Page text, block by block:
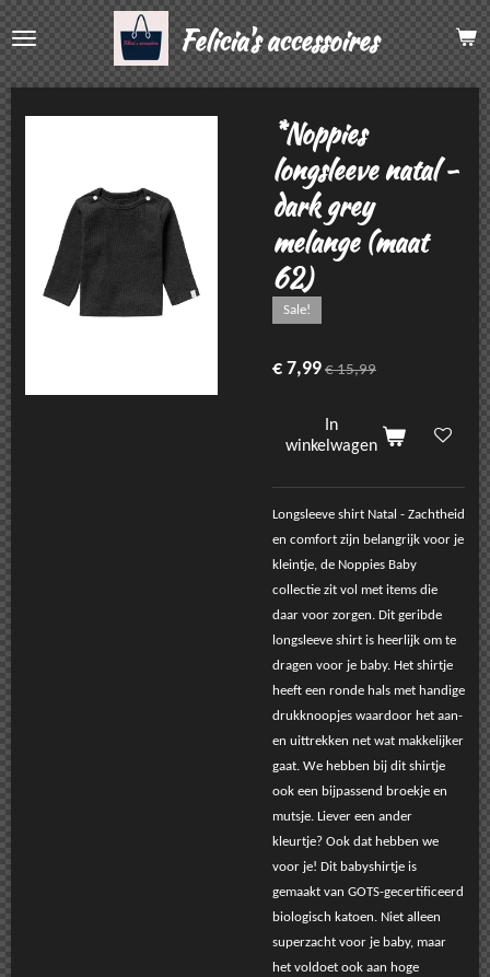
direct
Felicia's accessoires
*Noppies
longsleeve natal -
dark grey
melange (maat
62)
Sale!
€ 7,99 € 15,99
In
winkelwagen
Longsleeve shirt Natal - Zachtheid
en comfort zijn belangrijk voor je
kleintje, de Noppies Baby
collectie zit vol met items die
daar voor zorgen. Dit geribde
longsleeve shirt is heerlijk om te
dragen voor je baby. Het shirtje
heeft een ronde hals met handige
drukknoopjes waardoor het aan-
en uittrekken net wat makkelijker
gaat. We hebben bij dit shirtje
ook een bijpassend broekje en
mutsje. Liever een ander
kleurtje? Ook dat hebben we
voor je! Dit babyshirtje is
gemaakt van GOTS-gecertificeerd
biologisch katoen. Niet alleen
superzacht voor je baby, maar
het voldoet ook aan hoge